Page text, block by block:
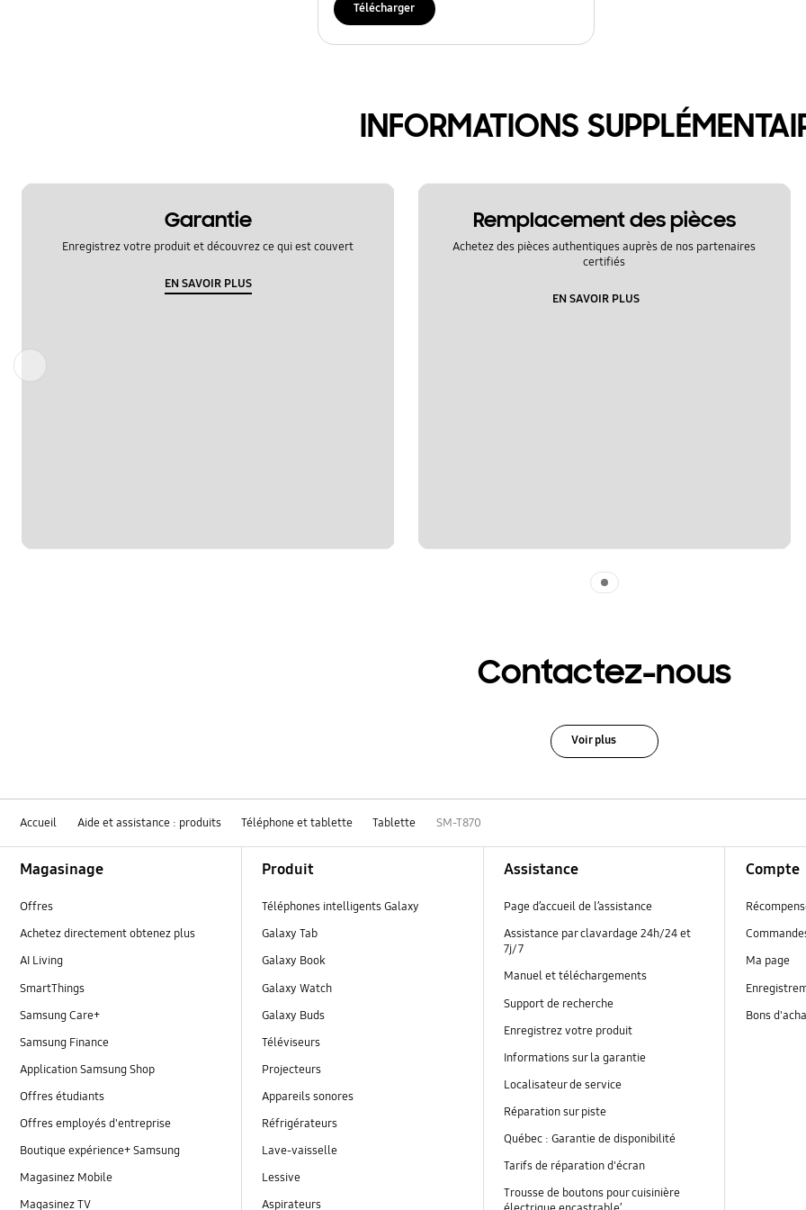
Télécharger
INFORMATIONS
Garantie
Enregistrez votre produit et découvrez ce qui est couvert
EN SAVOIR PLUS
Remplacement des pièces
Achetez des pièces authentiques auprès de nos partenaires
certifiés
EN SAVOIR PLUS
Contactez-nous
Voir plus
Accueil Aide et assistance : produits Téléphone et tablette Tablette SM-T870
Magasinage
Offres
Achetez directement obtenez plus
AI Living
SmartThings
Samsung Care+
Samsung Finance
Application Samsung Shop
Offres étudiants
Offres employés d'entreprise
Boutique expérience+ Samsung
Magasinez Mobile
Magasinez TV
Produit
Téléphones intelligents Galaxy
Galaxy Tab
Galaxy Book
Galaxy Watch
Galaxy Buds
Téléviseurs
Projecteurs
Appareils sonores
Réfrigérateurs
Lave-vaisselle
Lessive
Aspirateurs
Assistance
Page d’accueil de l’assistance
Assistance par clavardage 24h/24 et
7j/7
Manuel et téléchargements
Support de recherche
Enregistrez votre produit
Informations sur la garantie
Localisateur de service
Réparation sur piste
Québec : Garantie de disponibilité
Tarifs de réparation d'écran
Trousse de boutons pour cuisinière
Compte
Ma page
Bons